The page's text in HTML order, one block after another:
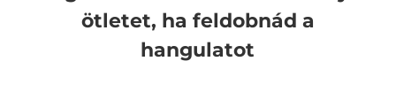
ötletet, ha feldobnád a
hangulatot